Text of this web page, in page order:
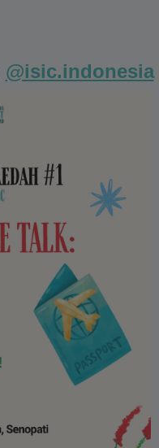
@isic.indonesia